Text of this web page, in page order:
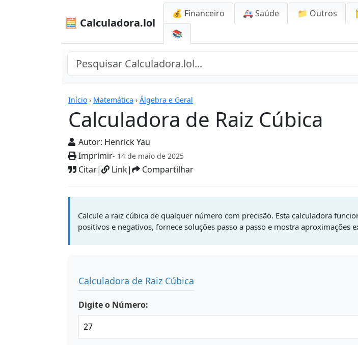
🧮 Calculadora.lol
💰 Financeiro 🚑 Saúde 📁 Outros
📚
Início › Matemática › Álgebra e Geral
Calculadora de Raiz Cúbica
Autor: Henrick Yau
Imprimir- 14 de maio de 2025
Citar| Link| Compartilhar
Calculadoras
Calcule a raiz cúbica de qualquer número com precisão. Esta calculadora
positivos e negativos, fornece soluções passo a passo e mostra aproximações
Calculadora de Raiz Cúbica
Digite o Número: